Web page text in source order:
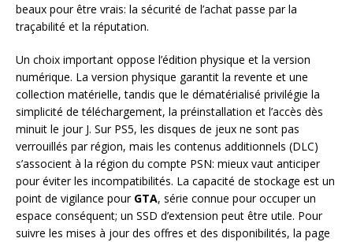
beaux pour être vrais: la sécurité de l’achat passe par la
traçabilité et la réputation.
Un choix important oppose l’édition physique et la version
numérique. La version physique garantit la revente et une
collection matérielle, tandis que le dématérialisé privilégie la
simplicité de téléchargement, la préinstallation et l’accès dès
minuit le jour J. Sur PS5, les disques de jeux ne sont pas
verrouillés par région, mais les contenus additionnels (DLC)
s’associent à la région du compte PSN: mieux vaut anticiper
pour éviter les incompatibilités. La capacité de stockage est un
point de vigilance pour GTA, série connue pour occuper un
espace conséquent; un SSD d’extension peut être utile. Pour
suivre les mises à jour des offres et des disponibilités, la page